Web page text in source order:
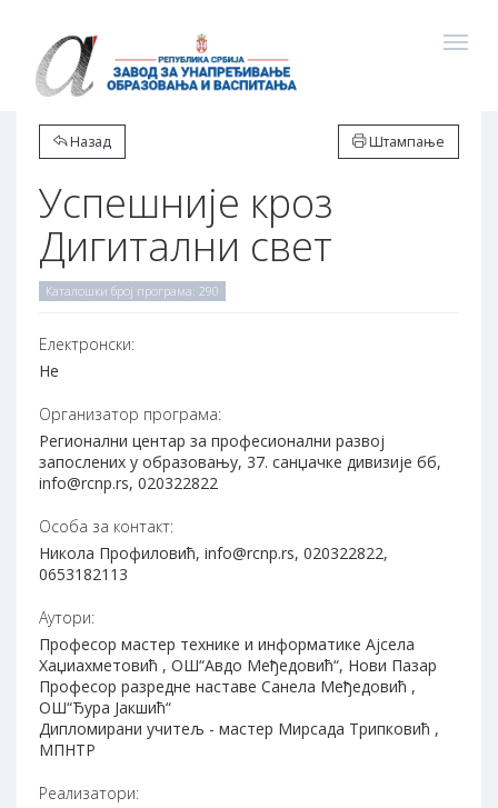
Назад Штампање
Успешније кроз
Дигитални свет
Каталошки број програма: 290
Електронски:
Не
Организатор програма:
Регионални центар за професионални развој
запослених у образовању, 37. санџачке дивизије бб,
info@rcnp.rs, 020322822
Особа за контакт:
Никола Профиловић, info@rcnp.rs, 020322822,
0653182113
Аутори:
Професор мастер технике и информатике Ајсела
Хаџиахметовић , ОШ“Авдо Међедовић“, Нови Пазар
Професор разредне наставе Санела Међедовић ,
ОШ“Ђура Јакшић“
Дипломирани учитељ - мастер Мирсада Трипковић ,
МПНТР
Реализатори: